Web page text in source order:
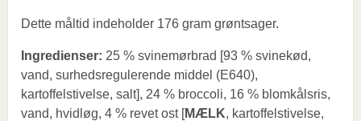
Dette måltid indeholder 176 gram grøntsager.
Ingredienser: 25 % svinemørbrad [93 % svinekød,
vand, surhedsregulerende middel (E640),
kartoffelstivelse, salt], 24 % broccoli, 16 % blomkålsris,
vand, hvidløg, 4 % revet ost [MÆLK, kartoffelstivelse,